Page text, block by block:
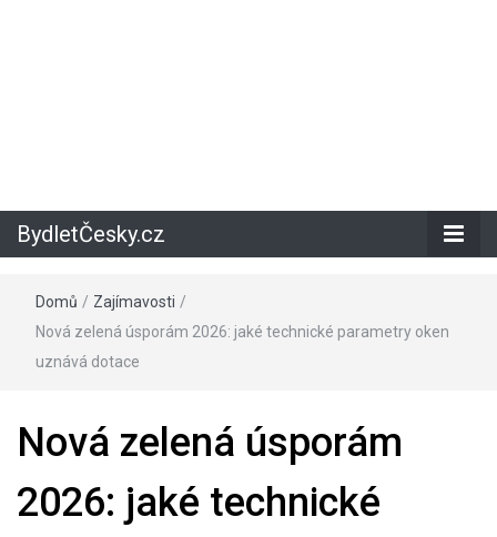
BydletČesky.cz
Domů / Zajímavosti /
Nová zelená úsporám 2026: jaké technické parametry oken
uznává dotace
Nová zelená úsporám
2026: jaké technické